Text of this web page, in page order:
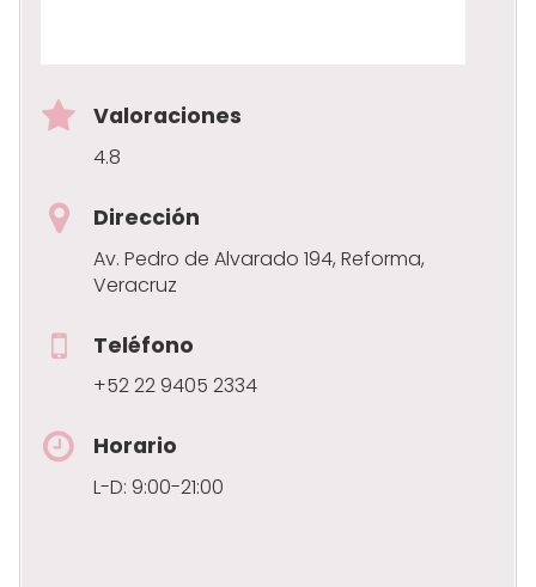
Valoraciones
4.8
Dirección
Av. Pedro de Alvarado 194, Reforma,
Veracruz
Teléfono
+52 22 9405 2334
Horario
L-D: 9:00-21:00